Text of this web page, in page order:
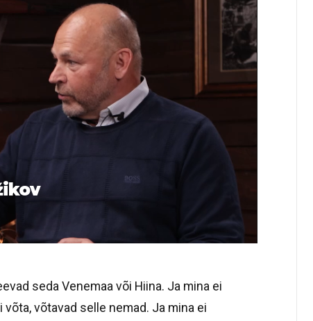
seda Venemaa või Hiina. Ja mina ei
võtavad selle nemad. Ja mina ei